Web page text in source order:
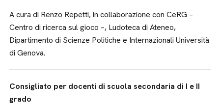
A cura di Renzo Repetti, in collaborazione con CeRG –
Centro di ricerca sul gioco –, Ludoteca di Ateneo,
Dipartimento di Scienze Politiche e Internazionali Università
di Genova.
Consigliato per docenti di scuola secondaria di I e II
grado